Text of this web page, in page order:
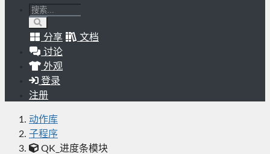
分享
文档
讨论
外观
登录
注册
动作库
子程序
QK_进度条模块